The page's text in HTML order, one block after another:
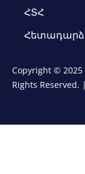
ՀՏՀ
Copyright ©
Rights Reserved. |